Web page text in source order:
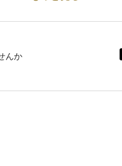
で召し上がって、「に
んか